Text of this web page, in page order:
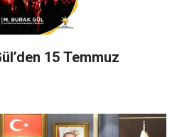
15 Temmuz